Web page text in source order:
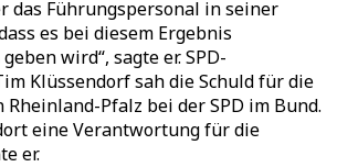
das Führungspersonal in seiner
es bei diesem Ergebnis
wird“, sagte er. SPD-
Klüssendorf sah die Schuld für die
Pfalz bei der SPD im Bund.
eine Verantwortung für die
er.